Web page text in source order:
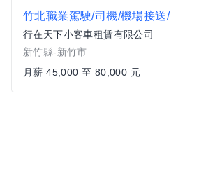
竹北職業駕駛/司機/機場接送/
行在天下小客車租賃有限公司
新竹縣-新竹市
月薪 45,000 至 80,000 元